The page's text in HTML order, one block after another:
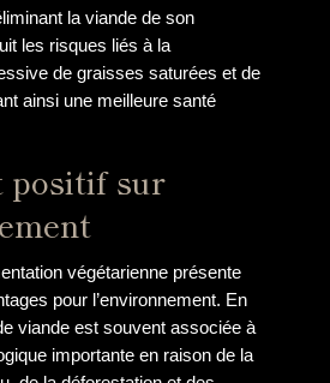
la viande de son
les risques liés à la
de graisses saturées et de
ainsi une meilleure santé
positif sur
végétarienne présente
pour l’environnement. En
viande est souvent associée à
importante en raison de la